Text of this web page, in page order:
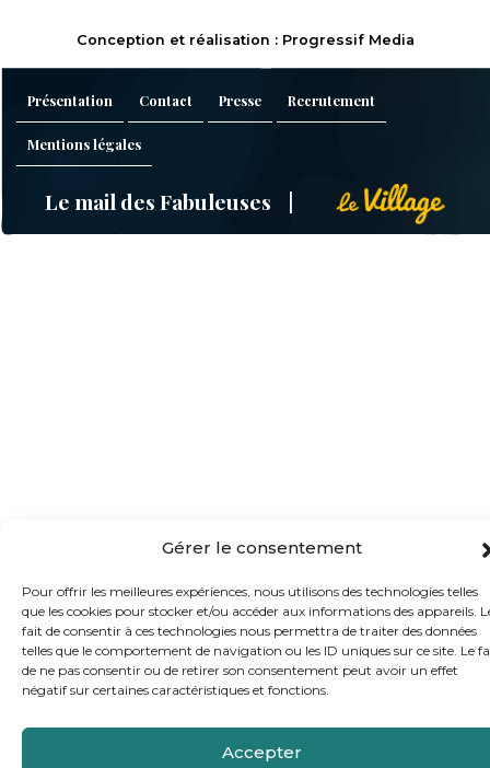
Gérer le consentement
Pour offrir les meilleures expériences, nous utilisons des technologies telles
que les cookies pour stocker et/ou accéder aux informations des appareils.
fait de consentir à ces technologies nous permettra de traiter des données
telles que le comportement de navigation ou les ID uniques sur ce site. Le
de ne pas consentir ou de retirer son consentement peut avoir un effet
négatif sur certaines caractéristiques et fonctions.
Accepter
Conception et réalisation : Progressif Media
Présentation Contact Presse Recrutement
Mentions légales
Le mail des Fabuleuses